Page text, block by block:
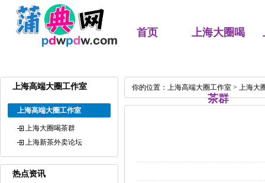
首页 上海大圈喝
茶群
上海高端大圈工作室
上海高端大圈工作室
上海大圈喝茶群
上海新茶外卖论坛
热点资讯
你的位置： 上海高端大圈工作室 > 上海大